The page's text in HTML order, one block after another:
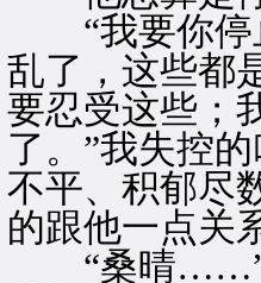
“我要你停
乱了，这些都
要忍受这些；
了。”我失控
不平、积郁尽
的跟他一点关
“桑晴……”他